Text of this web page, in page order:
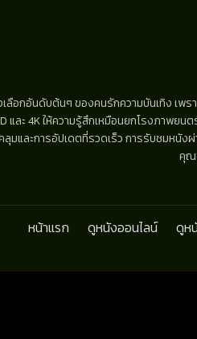
ลือกอันดับต้นๆ ของคนรักความบันเทิง เพร
ละ 4K ให้ความรู้สึกเหมือนยกโรงภาพยน
และการอัปเดตที่รวดเร็ว การรับชมหนัง
คุณ
หน้าแรก ดูหนังออนไลน์ ดูห